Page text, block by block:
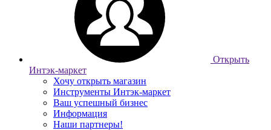
Открыть
Интэк-маркет
Хочу открыть магазин
Инструменты Интэк-маркет
Ваш успешный бизнес
Информация
Наши партнеры!